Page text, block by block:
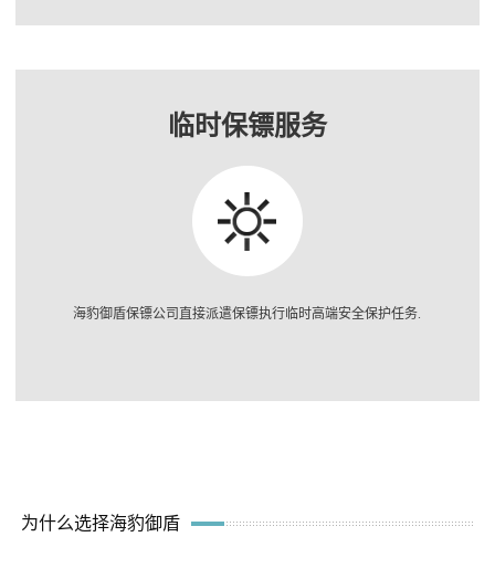
临时保镖服务
海豹御盾保镖公司直接派遣保镖执行临时高端安全保护任务.
为什么选择海豹御盾